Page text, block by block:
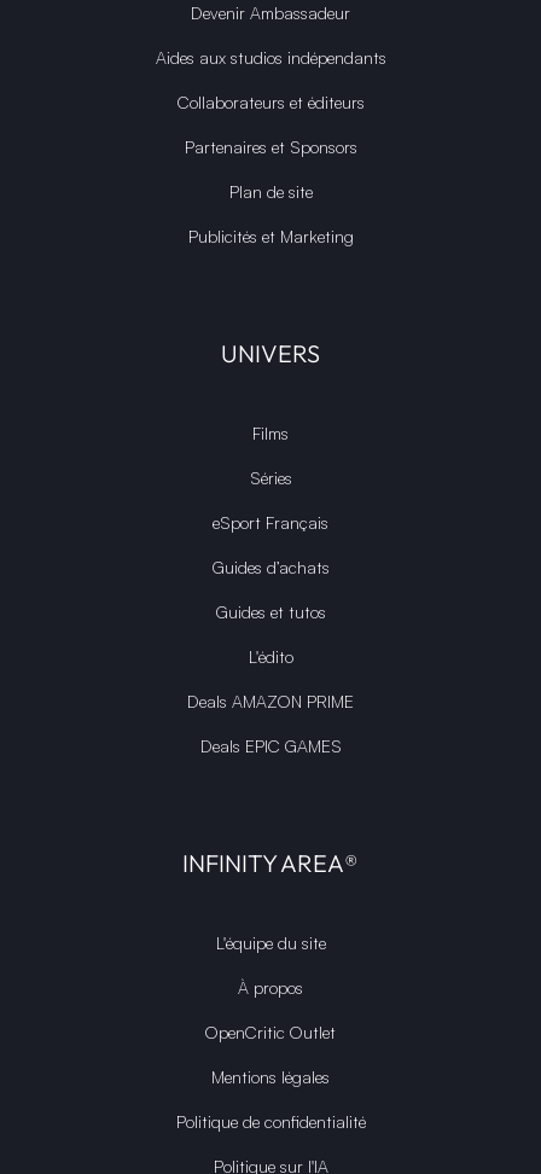
Devenir Ambassadeur
Aides aux studios indépendants
Collaborateurs et éditeurs
Partenaires et Sponsors
Plan de site
Publicités et Marketing
UNIVERS
Films
Séries
eSport Français
Guides d’achats
Guides et tutos
L'édito
Deals AMAZON PRIME
Deals EPIC GAMES
INFINITY AREA®
L'équipe du site
À propos
OpenCritic Outlet
Mentions légales
Politique de confidentialité
Politique sur l'IA